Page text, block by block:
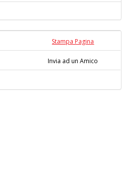
Stampa Pagina
Invia ad un Amico